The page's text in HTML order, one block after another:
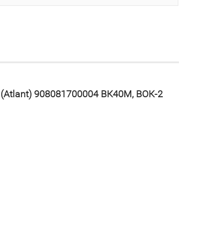
908081700004 ВК40М, ВОК-2